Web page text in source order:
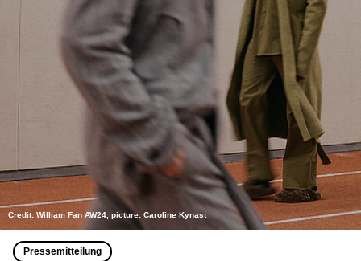
Credit: William Fan AW24, picture: Caroline Kynast
Pressemitteilung